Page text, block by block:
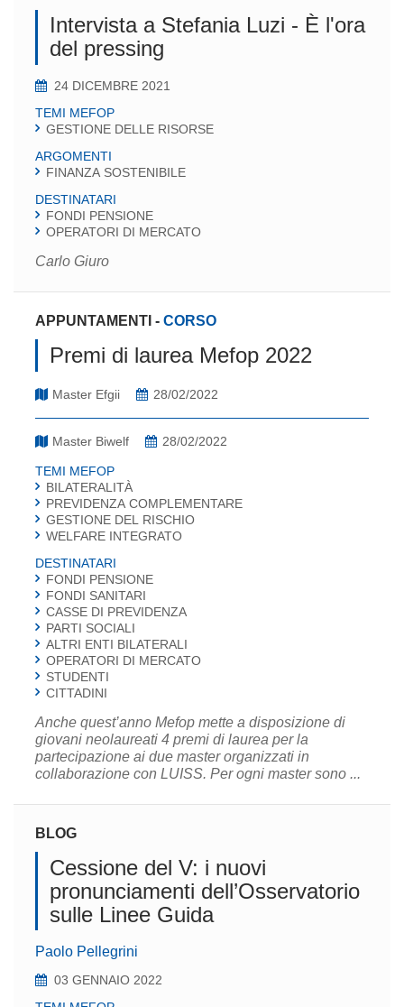
Intervista a Stefania Luzi - È l'ora
del pressing
24 DICEMBRE 2021
TEMI MEFOP
GESTIONE DELLE RISORSE
ARGOMENTI
FINANZA SOSTENIBILE
DESTINATARI
FONDI PENSIONE
OPERATORI DI MERCATO
Carlo Giuro
APPUNTAMENTI - CORSO
Premi di laurea Mefop 2022
Master Efgii 28/02/2022
Master Biwelf 28/02/2022
TEMI MEFOP
BILATERALITÀ
PREVIDENZA COMPLEMENTARE
GESTIONE DEL RISCHIO
WELFARE INTEGRATO
DESTINATARI
FONDI PENSIONE
FONDI SANITARI
CASSE DI PREVIDENZA
PARTI SOCIALI
ALTRI ENTI BILATERALI
OPERATORI DI MERCATO
STUDENTI
CITTADINI
Anche quest’anno Mefop mette a disposizione di
giovani neolaureati 4 premi di laurea per la
partecipazione ai due master organizzati in
collaborazione con LUISS. Per ogni master sono ...
BLOG
Cessione del V: i nuovi
pronunciamenti dell’Osservatorio
sulle Linee Guida
Paolo Pellegrini
03 GENNAIO 2022